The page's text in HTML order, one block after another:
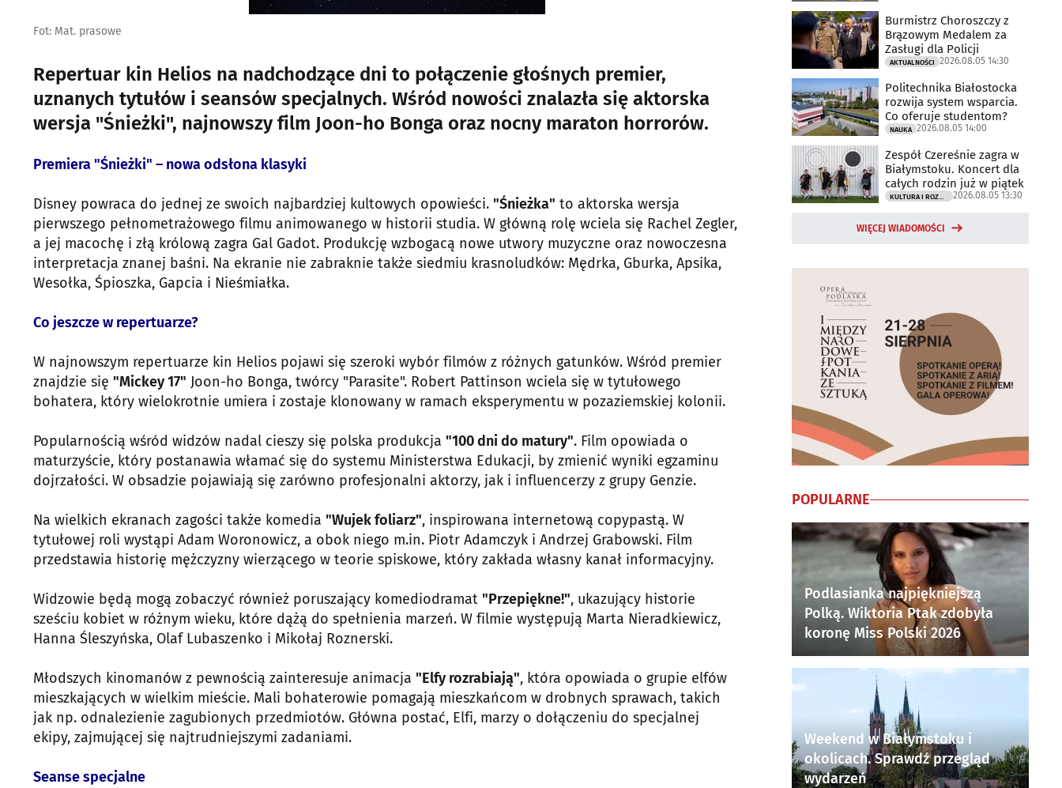
Fot: Mat. prasowe
Repertuar kin Helios na nadchodzące dni to połączenie głośnych premier,
uznanych tytułów i seansów specjalnych. Wśród nowości znalazła się aktorska
wersja "Śnieżki", najnowszy film Joon-ho Bonga oraz nocny maraton horrorów.
Premiera "Śnieżki" – nowa odsłona klasyki
Disney powraca do jednej ze swoich najbardziej kultowych opowieści. "Śnieżka" to aktorska wersja
pierwszego pełnometrażowego filmu animowanego w historii studia. W główną rolę wciela się Rachel Zegler,
a jej macochę i złą królową zagra Gal Gadot. Produkcję wzbogacą nowe utwory muzyczne oraz nowoczesna
interpretacja znanej baśni. Na ekranie nie zabraknie także siedmiu krasnoludków: Mędrka, Gburka, Apsika,
Wesołka, Śpioszka, Gapcia i Nieśmiałka.
Co jeszcze w repertuarze?
W najnowszym repertuarze kin Helios pojawi się szeroki wybór filmów z różnych gatunków. Wśród premier
znajdzie się "Mickey 17" Joon-ho Bonga, twórcy "Parasite". Robert Pattinson wciela się w tytułowego
bohatera, który wielokrotnie umiera i zostaje klonowany w ramach eksperymentu w pozaziemskiej kolonii.
Popularnością wśród widzów nadal cieszy się polska produkcja "100 dni do matury". Film opowiada o
maturzyście, który postanawia włamać się do systemu Ministerstwa Edukacji, by zmienić wyniki egzaminu
dojrzałości. W obsadzie pojawiają się zarówno profesjonalni aktorzy, jak i influencerzy z grupy Genzie.
Na wielkich ekranach zagości także komedia "Wujek foliarz", inspirowana internetową copypastą. W
tytułowej roli wystąpi Adam Woronowicz, a obok niego m.in. Piotr Adamczyk i Andrzej Grabowski. Film
przedstawia historię mężczyzny wierzącego w teorie spiskowe, który zakłada własny kanał informacyjny.
Widzowie będą mogą zobaczyć również poruszający komediodramat "Przepiękne!", ukazujący historie
sześciu kobiet w różnym wieku, które dążą do spełnienia marzeń. W filmie występują Marta Nieradkiewicz,
Hanna Śleszyńska, Olaf Lubaszenko i Mikołaj Roznerski.
Młodszych kinomanów z pewnością zainteresuje animacja "Elfy rozrabiają", która opowiada o grupie elfów
mieszkających w wielkim mieście. Mali bohaterowie pomagają mieszkańcom w drobnych sprawach, takich
jak np. odnalezienie zagubionych przedmiotów. Główna postać, Elfi, marzy o dołączeniu do specjalnej
ekipy, zajmującej się najtrudniejszymi zadaniami.
Seanse specjalne
Burmistrz Choroszczy z
Brązowym Medalem za
Zasługi dla Policji
AKTUALNOŚCI 2026.08.05 14:30
Politechnika Białostocka
rozwija system wsparcia.
Co oferuje studentom?
NAUKA 2026.08.05 14:00
Zespół Czereśnie zagra w
Białymstoku. Koncert dla
całych rodzin już w piątek
2026.08.05 13:30
WIĘCEJ WIADOMOŚCI
POPULARNE
Podlasianka najpiękniejszą
Polką. Wiktoria Ptak zdobyła
koronę Miss Polski 2026
Weekend w Białymstoku i
okolicach. Sprawdź przegląd
wydarzeń